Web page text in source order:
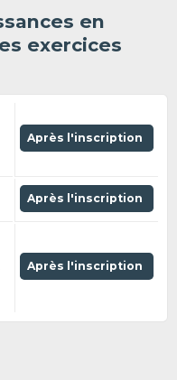
en
exercices
Après l'inscription
Après l'inscription
Après l'inscription